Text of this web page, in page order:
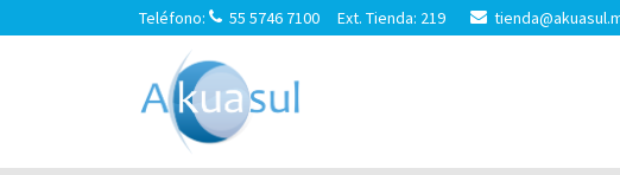
Teléfono: 55 5746 7100 Ext. Tienda: 219